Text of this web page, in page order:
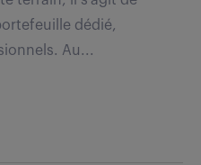
dédié,
Au...